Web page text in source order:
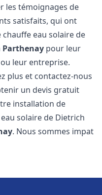
les témoignages de
satisfaits, qui ont
chauffe eau solaire de
Parthenay pour leur
leur entreprise.
plus et contactez-nous
un devis gratuit
installation de
solaire de Dietrich
. Nous sommes impat